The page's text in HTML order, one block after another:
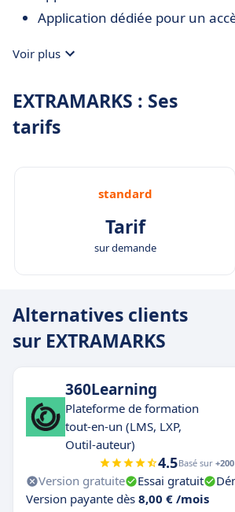
Application dédiée pour un
Voir plus
EXTRAMARKS : Ses
tarifs
standard
Tarif
sur demande
Alternatives clients
sur EXTRAMARKS
360Learning
Plateforme de formation
tout-en-un (LMS, LXP,
Outil-auteur)
4.5Basé sur
Version gratuite Essai gratuit
Version payante dès 8,00 € /mois